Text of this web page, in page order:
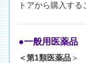
トアから購入する
●一般用医薬品
＜第1類医薬品＞